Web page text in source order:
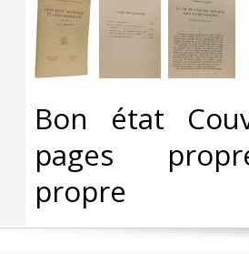
‎Bon état
pages
propre‎